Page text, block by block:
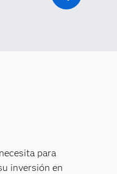
para
inversión en